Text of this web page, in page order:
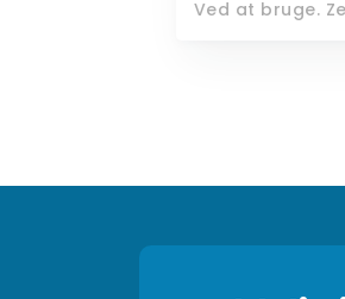
Ved at bruge.